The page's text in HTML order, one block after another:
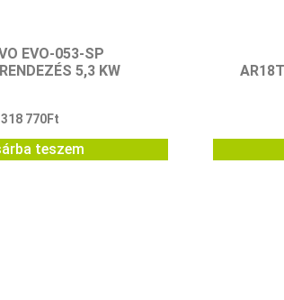
EVO-053-SP
5,3 KW
318 770Ft
teszem